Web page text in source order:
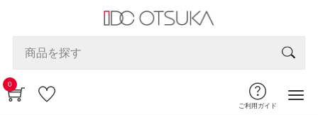
0
ご利用ガイド